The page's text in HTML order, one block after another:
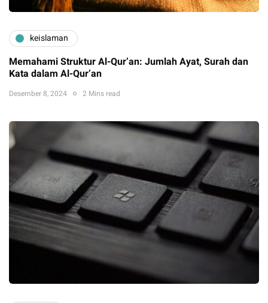
keislaman
Memahami Struktur Al-Qur’an: Jumlah Ayat, Surah dan
Kata dalam Al-Qur’an
Desember 8, 2024 2 Mins read